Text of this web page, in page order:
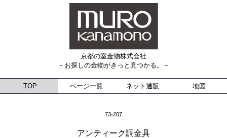
京都の室金物株式会社
－お探しの金物がきっと見つかる。－
TOP ページ一覧 ネット通販 地図
73-207
アンティーク調金具